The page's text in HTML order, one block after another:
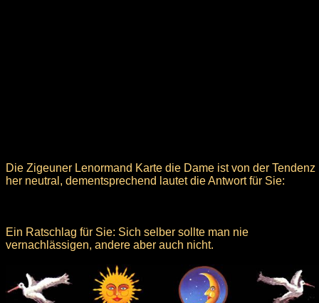
Die Zigeuner Lenormand Karte die Dame ist von der Tendenz
her neutral, dementsprechend lautet die Antwort für Sie:
Ein Ratschlag für Sie: Sich selber sollte man nie
vernachlässigen, andere aber auch nicht.